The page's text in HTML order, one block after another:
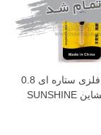
پیچ گوشتی فلزی ستاره ای 0.8
آیفون سانشاین SUNSHINE